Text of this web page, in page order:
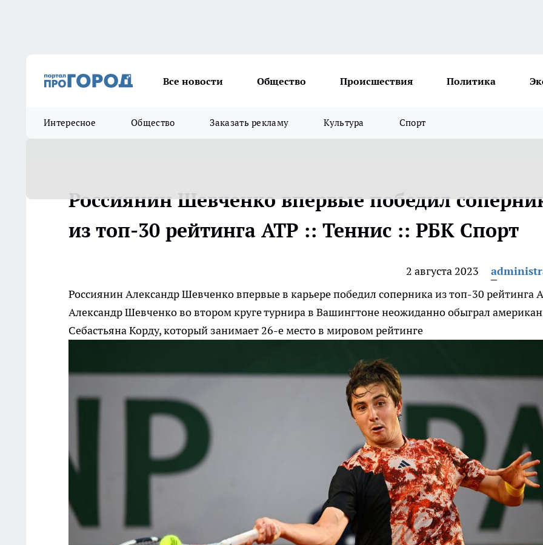
Все новости Общество Происшествия Политика
Интересное Общество Заказать рекламу Культура Спорт
Россиянин Шевченко впервые победил
из топ-30 рейтинга ATP :: Теннис :: РБК Спорт
2 августа 2023
Россиянин Александр Шевченко впервые в карьере победил соперника из топ-30 рейтинга
Александр Шевченко во втором круге турнира в Вашингтоне неожиданно обыграл
Себастьяна Корду, который занимает 26-е место в мировом рейтинге